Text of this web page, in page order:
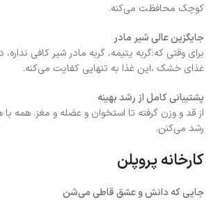
کوچک محافظت می‌کنه.
جایگزین عالی شیر مادر
برای وقتی که:گربه یتیمه، گربه مادر شیر کافی نداره،
غذای خشک ،این غذا به تنهایی کفایت می‌کنه.
پشتیبانی کامل از رشد بهینه
از قد و وزن گرفته تا استخوان و عضله و مغز. همه
رشد می‌کنن.
کارخانه پروپلن
جایی که دانش و عشق قاطی می‌شن